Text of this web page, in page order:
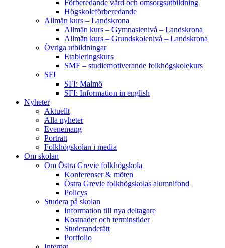
Förberedande vård och omsorgsutbildning
Högskoleförberedande
Allmän kurs – Landskrona
Allmän kurs – Gymnasienivå – Landskrona
Allmän kurs – Grundskolenivå – Landskrona
Övriga utbildningar
Etableringskurs
SMF – studiemotiverande folkhögskolekurs
SFI
SFI: Malmö
SFI: Information in english
Nyheter
Aktuellt
Alla nyheter
Evenemang
Porträtt
Folkhögskolan i media
Om skolan
Om Östra Grevie folkhögskola
Konferenser & möten
Östra Grevie folkhögskolas alumnifond
Policys
Studera på skolan
Information till nya deltagare
Kostnader och terminstider
Studeranderätt
Portfolio